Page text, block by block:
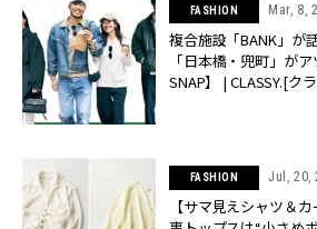
FASHION Mar, 8,
複合施設「BANK」が
「日本橋・兜町」が
SNAP】 | CLASSY.[ク
FASHION Jul, 20,
【サマ見えシャツ＆